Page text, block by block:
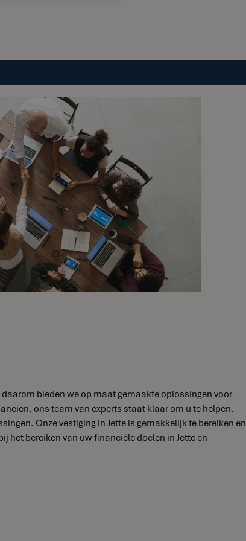
bieden we op maat gemaakte oplossingen voor
ons team van experts staat klaar om u te helpen.
Onze vestiging in Jette is gemakkelijk te bereiken en
het bereiken van uw financiële doelen in Jette en